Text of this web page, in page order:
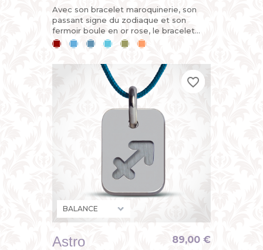
Avec son bracelet maroquinerie, son
passant signe du zodiaque et son
fermoir boule en or rose, le bracelet
ASTRO est évolutif. Horoscope du jour :
CeriseBleuBleuBleuKakiMandarine
Astro 89,00 €
favorite_border
favorite_border
favorite_border